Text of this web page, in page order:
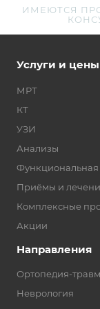
ИМЕЮТСЯ
Услуги и цены
МРТ
КТ
УЗИ
Анализы
Функциональная
Приёмы и
Комплексные
Акции
Направления
Ортопедия-
Неврология